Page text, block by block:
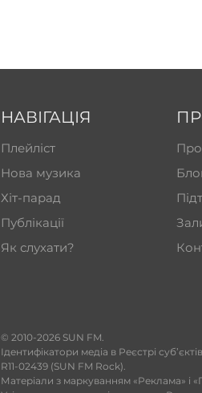
НАВІГАЦІЯ
Плейліст
Нова музика
Хіт-парад
Публікації
Як слухати?
​© 2010-2026 SUN FM.
Ідентифікатори медіа в Реєстрі
R11-02439 (SUN FM Rock).
Матеріали з маркуванням «Реклама» і